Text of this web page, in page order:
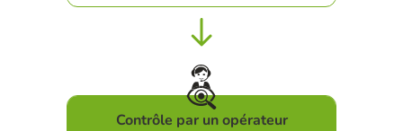
Contrôle par un opérateur